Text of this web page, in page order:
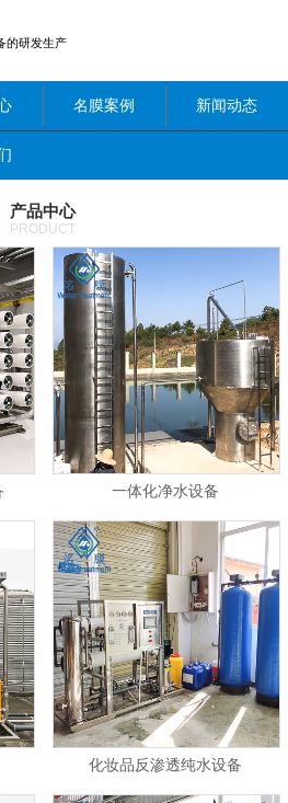
的研发生产
名膜案例 新闻动态
产品中心
PRODUCT
一体化净水设备
化妆品反渗透纯水设备